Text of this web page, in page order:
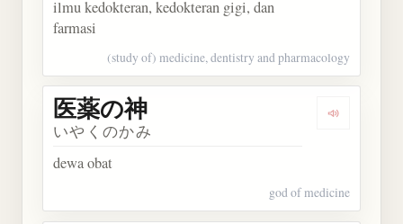
ilmu kedokteran, kedokteran gigi, dan
farmasi
(study of) medicine, dentistry and pharmacology
Dengarkan
医薬の神
いやくのかみ
dewa obat
god of medicine